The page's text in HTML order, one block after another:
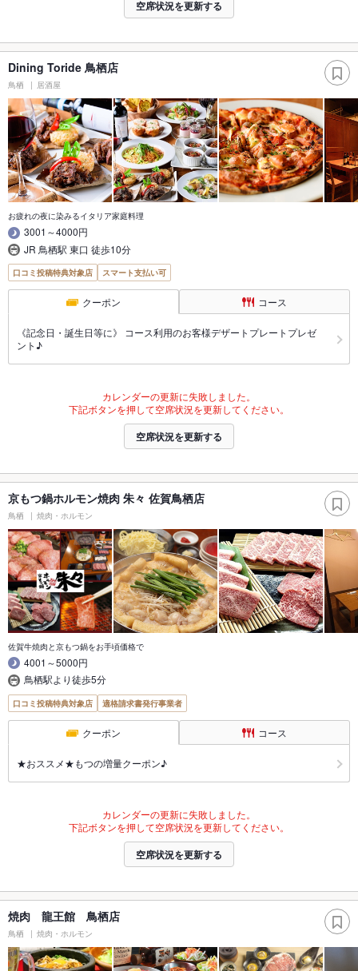
空席状況を更新する
Dining Toride 鳥栖店
鳥栖 居酒屋
お疲れの夜に染みるイタリア家庭料理
3001～4000円
JR 鳥栖駅 東口 徒歩10分
口コミ投稿特典対象店 スマート支払い可
クーポン コース
《記念日・誕生日等に》 コース利用のお客様デザートプレートプレゼ
ント♪
カレンダーの更新に失敗しました。
下記ボタンを押して空席状況を更新してください。
空席状況を更新する
京もつ鍋ホルモン焼肉 朱々 佐賀鳥栖店
鳥栖 焼肉・ホルモン
佐賀牛焼肉と京もつ鍋をお手頃価格で
4001～5000円
鳥栖駅より徒歩5分
口コミ投稿特典対象店 適格請求書発行事業者
クーポン コース
★おススメ★もつの増量クーポン♪
カレンダーの更新に失敗しました。
下記ボタンを押して空席状況を更新してください。
空席状況を更新する
焼肉 龍王館 鳥栖店
鳥栖 焼肉・ホルモン